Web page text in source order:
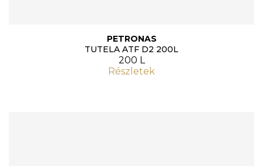
PETRONAS
TUTELA ATF D2 200L
200 L
Részletek